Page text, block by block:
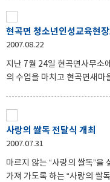
신들이 직접 제작한 교재‘사
한 시간이 되었는데 컴퓨터에
회를 제공하여 학부모와 어린
종강식에는 나원초등학교 1학년
개설된 본 인성교실은 다음
현곡면 청소년인성교육현
2007.08.22
지난 7월 24일 현곡면사무소
의 수업을 마치고 현곡면새마
한 시간이 되었는데 컴퓨터에
회를 제공하여 학부모와 어린
종강식에는 나원초등학교 1학년
개설된 본 인성교실은 다음
사랑의 쌀독 전달식 개최
2007.07.31
마르지 않는 “사랑의 쌀독”을
가져 가도록 하는 “사랑의 쌀독” 전